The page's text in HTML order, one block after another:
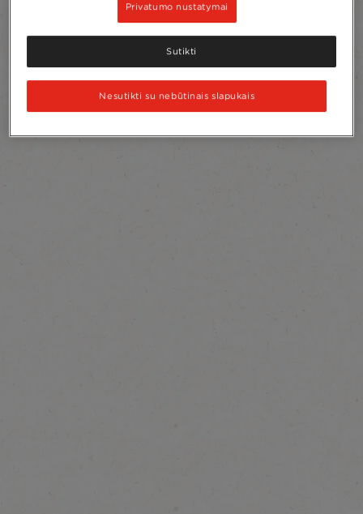
Privatumo nustatymai
Nesutikti su nebūtinais slapukais
Sutikti